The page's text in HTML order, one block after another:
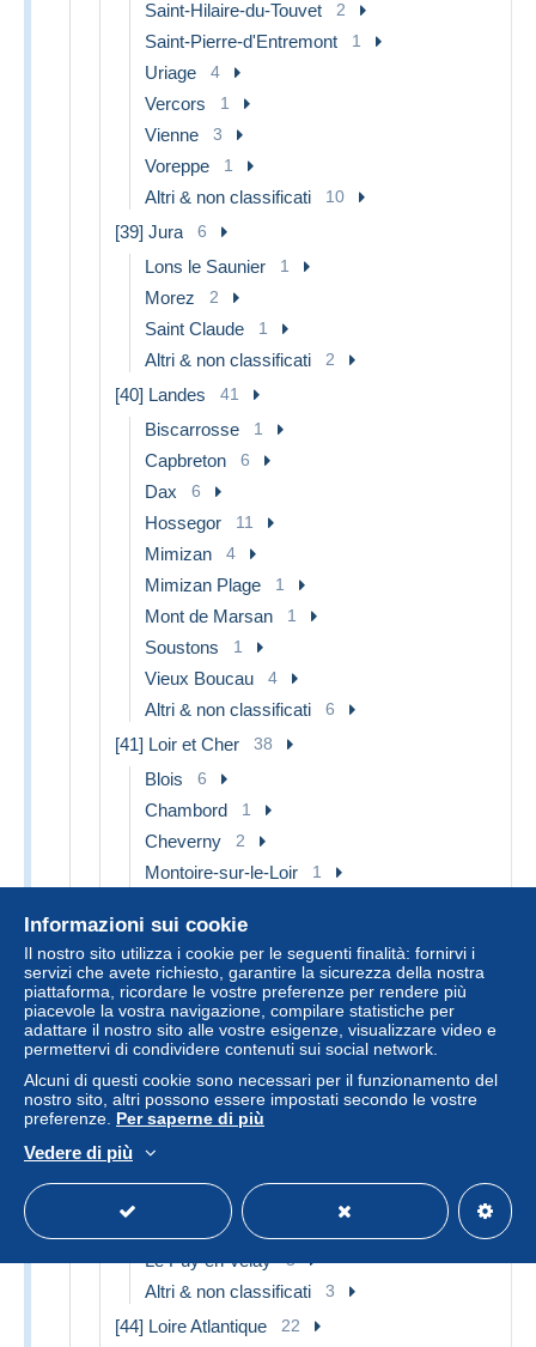
Saint-Hilaire-du-Touvet 2
Saint-Pierre-d'Entremont 1
Uriage 4
Vercors 1
Vienne 3
Voreppe 1
Altri & non classificati 10
[39] Jura 6
Lons le Saunier 1
Morez 2
Saint Claude 1
Altri & non classificati 2
[40] Landes 41
Biscarrosse 1
Capbreton 6
Dax 6
Hossegor 11
Mimizan 4
Mimizan Plage 1
Mont de Marsan 1
Soustons 1
Vieux Boucau 4
Altri & non classificati 6
[41] Loir et Cher 38
Blois 6
Chambord 1
Cheverny 2
Montoire-sur-le-Loir 1
Romorantin
Saint Aignan 4
Salbris 1
Vendome 4
Altri & non classificati 17
[42] Loire 4
Rive de Gier 1
Saint Etienne
Altri & non classificati 2
[43] Haute Loire
Le Puy en Velay 3
Altri & non classificati 3
[44] Loire Atlantique 22
Informazioni sui cookie
Il nostro sito utilizza i cookie per le seguenti finalità: fornirvi i
servizi che avete richiesto, garantire la sicurezza della nostra
piattaforma, ricordare le vostre preferenze per rendere più
piacevole la vostra navigazione, compilare statistiche per
adattare il nostro sito alle vostre esigenze, visualizzare video e
permettervi di condividere contenuti sui social network.
Alcuni di questi cookie sono necessari per il funzionamento del
nostro sito, altri possono essere impostati secondo le vostre
preferenze. Per saperne di più
Vedere di più